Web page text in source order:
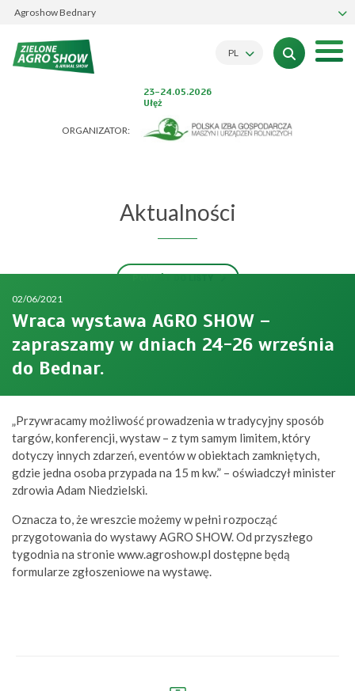
Agroshow Bednary
23-24.05.2026
Ułęż
ORGANIZATOR:
PL
Aktualności
02/06/2021
Wraca wystawa AGRO SHOW –
zapraszamy w dniach 24-26 września
do Bednar.
„Przywracamy możliwość prowadzenia w tradycyjny sposób
targów, konferencji, wystaw – z tym samym limitem, który
dotyczy innych zdarzeń, eventów w obiektach zamkniętych,
gdzie jedna osoba przypada na 15 m kw.” – oświadczył minister
zdrowia Adam Niedzielski.
Oznacza to, że wreszcie możemy w pełni rozpocząć
przygotowania do wystawy AGRO SHOW. Od przyszłego
tygodnia na stronie www.agroshow.pl dostępne będą
formularze zgłoszeniowe na wystawę.